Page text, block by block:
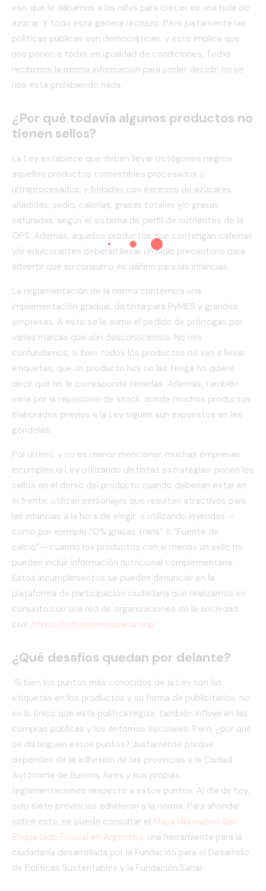
eso que le dábamos a lxs niñxs para crecer es una bola de
azúcar. Y todo esto genera rechazo. Pero justamente las
políticas públicas son democráticas, y esto implica que
nos ponen a todxs en igualdad de condiciones. Todxs
recibimos la misma información para poder decidir, no se
nos está prohibiendo nada.
¿Por qué todavía algunos productos no
tienen sellos?
La Ley establece que deben llevar octógonos negros
aquellos productos comestibles procesados y
ultraprocesados, y bebidas con excesos de azúcares
añadidas, sodio, calorías, grasas totales y/o grasas
saturadas, según el sistema de perfil de nutrientes de la
OPS. Además, aquellos productos que contengan cafeínas
y/o edulcorantes deberán llevar un sello precautorio para
advertir que su consumo es dañino para las infancias.
La reglamentación de la norma contempla una
implementación gradual, distinta para PyMES y grandes
empresas. A esto se le suma el pedido de prórrogas por
varias marcas que aún desconocemos. No nos
confundamos, si bien todos los productos no van a llevar
etiquetas, que un producto hoy no las tenga no quiere
decir que no le corresponda tenerlas. Además, también
varía por la reposición de stock, donde muchos productos
elaborados previos a la Ley siguen aún expuestos en las
góndolas.
Por último, y no es menor mencionar, muchas empresas
incumplen la Ley utilizando distintas estrategias: ponen los
sellos en el dorso del producto cuando deberían estar en
el frente; utilizan personajes que resulten atractivos para
las infancias a la hora de elegir; o utilizando leyendas —
como por ejemplo “0% grasas trans” o “Fuente de
calcio”— cuando los productos con al menos un sello no
pueden incluir información nutricional complementaria.
Estos incumplimientos se pueden denunciar en la
plataforma de participación ciudadana que realizamos en
conjunto con una red de organizaciones de la sociedad
civil: https://nolodejemospasar.org/ .
¿Qué desafíos quedan por delante?
Si bien los puntos más conocidos de la Ley son las
etiquetas en los productos y su forma de publicitarlos, no
es lo único que esta política regula: también influye en las
compras públicas y los entornos escolares. Pero, ¿por qué
se distinguen estos puntos? Justamente porque
dependen de la adhesión de las provincias y la Ciudad
Autónoma de Buenos Aires y sus propias
reglamentaciones respecto a estos puntos. Al día de hoy,
solo siete provincias adhirieron a la norma. Para ahondar
sobre esto, se puede consultar el Mapa Normativo del
Etiquetado Frontal en Argentina, una herramienta para la
ciudadanía desarrollada por la Fundación para el Desarrollo
de Políticas Sustentables y la Fundación Sanar.